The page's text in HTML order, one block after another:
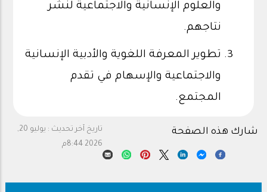
والعلوم الإنسانية والاجتماعية لنشر
نتاجهم.
تطوير المعرفة اللغوية والأدبية الإنسانية
والاجتماعية والإسهام في تقدم
المجتمع.
تاريخ آخر تحديث :
يوليو 20,
2026 8:44م
شارك هذه الصفحة